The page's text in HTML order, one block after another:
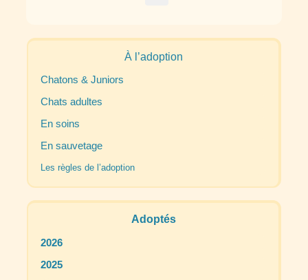
À l’adoption
Chatons & Juniors
Chats adultes
En soins
En sauvetage
Les règles de l’adoption
Adoptés
2026
2025